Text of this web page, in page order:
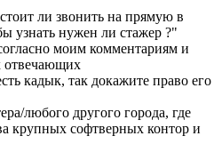
ли звонить на прямую в
узнать нужен ли стажер ?"
моим комментариям и
отвечающих
кадык, так докажите право его
любого другого города, где
крупных софтверных контор и